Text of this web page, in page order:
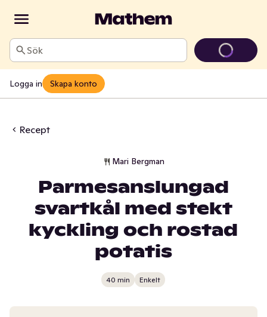
Sök
Logga in Skapa konto
Recept
Mari Bergman
Parmesanslungad
svartkål med stekt
kyckling och rostad
potatis
40 min Enkelt